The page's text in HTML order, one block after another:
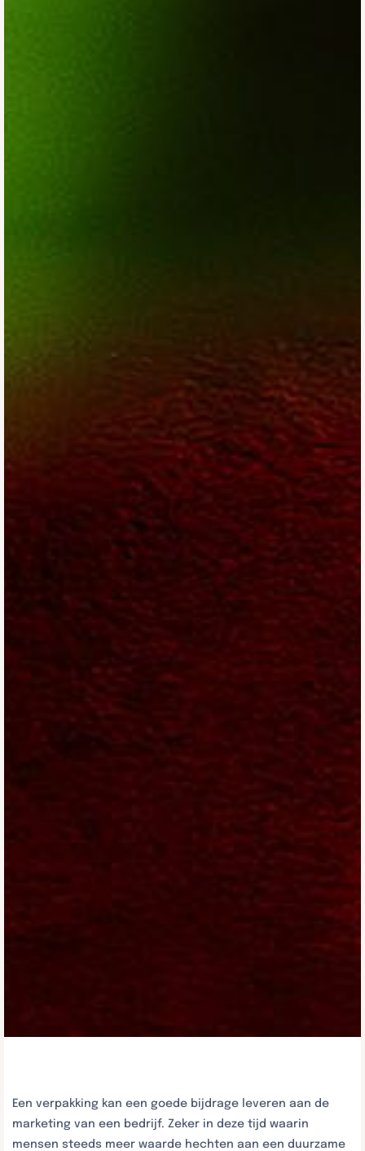
Een verpakking kan een goede bijdrage leveren aan de
marketing van een bedrijf. Zeker in deze tijd waarin
mensen steeds meer waarde hechten aan een duurzame